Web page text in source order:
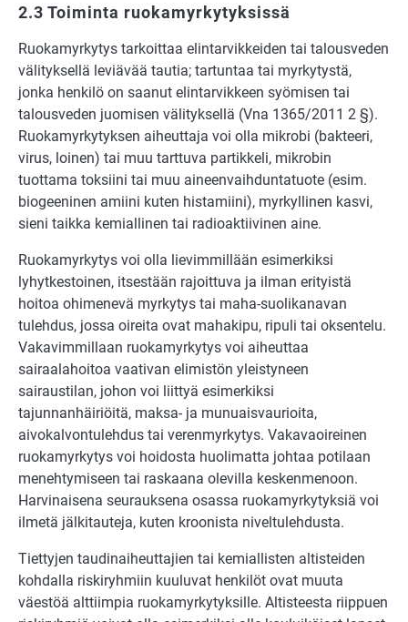
2.3 Toiminta ruokamyrkytyksissä
Ruokamyrkytys tarkoittaa elintarvikkeiden tai talousveden
välityksellä leviävää tautia; tartuntaa tai myrkytystä,
jonka henkilö on saanut elintarvikkeen syömisen tai
talousveden juomisen välityksellä (Vna 1365/2011 2 §).
Ruokamyrkytyksen aiheuttaja voi olla mikrobi (bakteeri,
virus, loinen) tai muu tarttuva partikkeli, mikrobin
tuottama toksiini tai muu aineenvaihduntatuote (esim.
biogeeninen amiini kuten histamiini), myrkyllinen kasvi,
sieni taikka kemiallinen tai radioaktiivinen aine.
Ruokamyrkytys voi olla lievimmillään esimerkiksi
lyhytkestoinen, itsestään rajoittuva ja ilman erityistä
hoitoa ohimenevä myrkytys tai maha-suolikanavan
tulehdus, jossa oireita ovat mahakipu, ripuli tai oksentelu.
Vakavimmillaan ruokamyrkytys voi aiheuttaa
sairaalahoitoa vaativan elimistön yleistyneen
sairaustilan, johon voi liittyä esimerkiksi
tajunnanhäiriöitä, maksa- ja munuaisvaurioita,
aivokalvontulehdus tai verenmyrkytys. Vakavaoireinen
ruokamyrkytys voi hoidosta huolimatta johtaa potilaan
menehtymiseen tai raskaana olevilla keskenmenoon.
Harvinaisena seurauksena osassa ruokamyrkytyksiä voi
ilmetä jälkitauteja, kuten kroonista niveltulehdusta.
Tiettyjen taudinaiheuttajien tai kemiallisten altisteiden
kohdalla riskiryhmiin kuuluvat henkilöt ovat muuta
väestöä alttiimpia ruokamyrkytyksille. Altisteesta riippuen